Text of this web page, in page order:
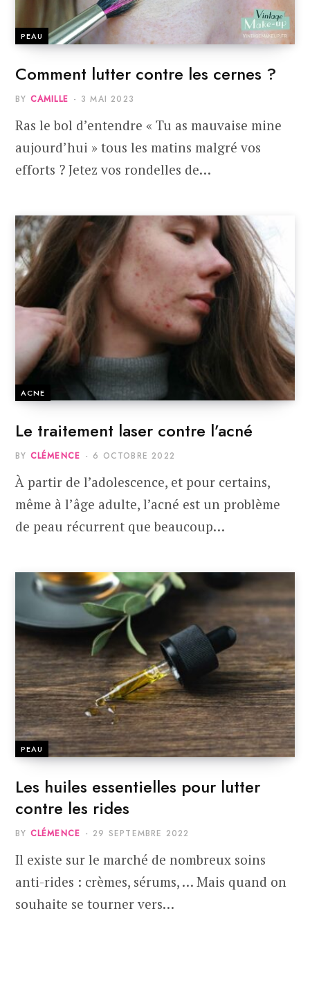
PEAU
Comment lutter contre les cernes ?
BY CAMILLE 3 MAI 2023
Ras le bol d’entendre « Tu as mauvaise mine
aujourd’hui » tous les matins malgré vos
efforts ? Jetez vos rondelles de…
ACNE
Le traitement laser contre l’acné
BY CLÉMENCE 6 OCTOBRE 2022
À partir de l’adolescence, et pour certains,
même à l’âge adulte, l’acné est un problème
de peau récurrent que beaucoup…
PEAU
Les huiles essentielles pour lutter
contre les rides
BY CLÉMENCE 29 SEPTEMBRE 2022
Il existe sur le marché de nombreux soins
anti-rides : crèmes, sérums, … Mais quand on
souhaite se tourner vers…